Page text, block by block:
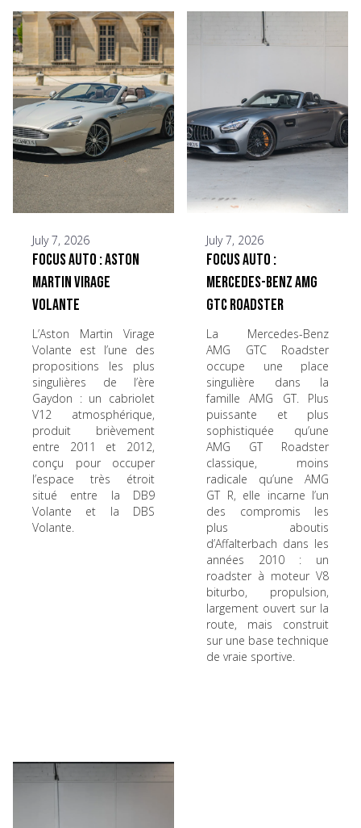
July 7, 2026
Focus Auto : Aston
Martin Virage
Volante
L’Aston Martin Virage
Volante est l’une des
propositions les plus
singulières de l’ère
Gaydon : un cabriolet
V12 atmosphérique,
produit brièvement
entre 2011 et 2012,
conçu pour occuper
l’espace très étroit
situé entre la DB9
Volante et la DBS
Volante.
July 7, 2026
Focus Auto :
Mercedes-Benz AMG
GTC Roadster
La Mercedes-Benz
AMG GTC Roadster
occupe une place
singulière dans la
famille AMG GT. Plus
puissante et plus
sophistiquée qu’une
AMG GT Roadster
classique, moins
radicale qu’une AMG
GT R, elle incarne l’un
des compromis les
plus aboutis
d’Affalterbach dans les
années 2010 : un
roadster à moteur V8
biturbo, propulsion,
largement ouvert sur la
route, mais construit
sur une base technique
de vraie sportive.